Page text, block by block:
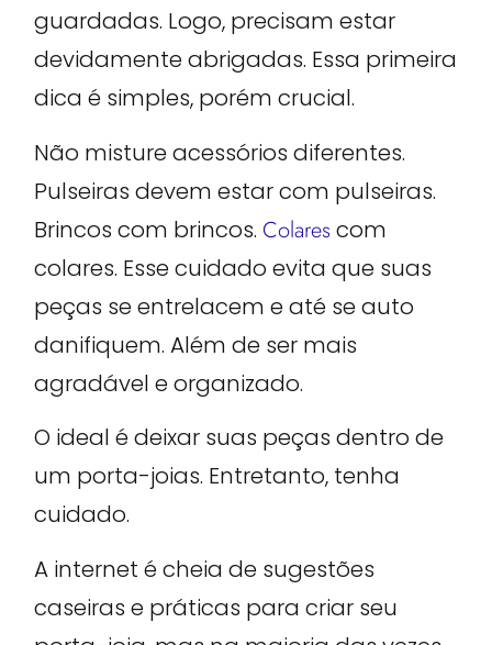
guardadas. Logo, precisam estar
devidamente abrigadas. Essa primeira
dica é simples, porém crucial.
Não misture acessórios diferentes.
Pulseiras devem estar com pulseiras.
Brincos com brincos. Colares com
colares. Esse cuidado evita que suas
peças se entrelacem e até se auto
danifiquem. Além de ser mais
agradável e organizado.
O ideal é deixar suas peças dentro de
um porta-joias. Entretanto, tenha
cuidado.
A internet é cheia de sugestões
caseiras e práticas para criar seu